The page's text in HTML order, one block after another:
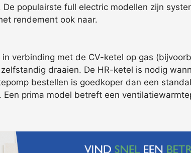
populairste full electric modellen zijn
rendement ook naar.
verbinding met de CV-ketel op gas
draaien. De HR-ketel is nodig
bestellen is goedkoper dan een
prima model betreft een